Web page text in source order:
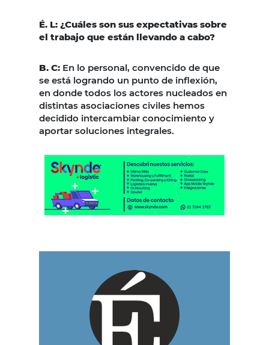
É. L: ¿Cuáles son sus expectativas sobre
el trabajo que están llevando a cabo?
B. C: En lo personal, convencido de que
se está logrando un punto de inflexión,
en donde todos los actores nucleados en
distintas asociaciones civiles hemos
decidido intercambiar conocimiento y
aportar soluciones integrales.